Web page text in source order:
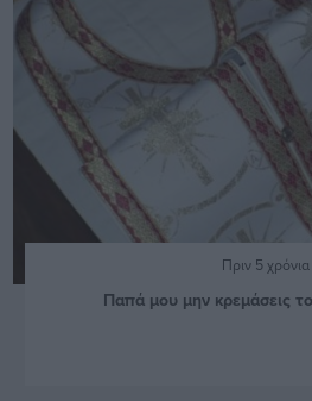
Πριν 5 χρόνια
Παπά μου μην κρεμάσεις